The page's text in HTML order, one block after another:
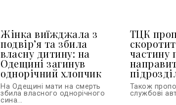
Жінка виїжджала з
подвір’я та збила
власну дитину: на
Одещині загинув
однорічний хлопчик
На Одещині мати на смерть
збила власного однорічного
сина...
ТЦК
частину
Також
службові